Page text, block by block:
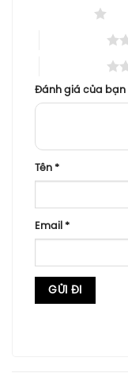
Đánh giá của bạn
Tên *
Email *